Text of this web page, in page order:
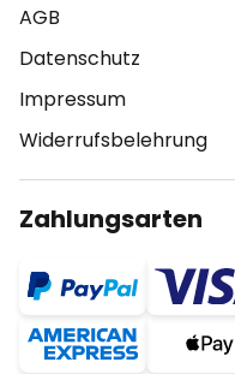
AGB
Datenschutz
Impressum
Widerrufsbelehrung
Zahlungsarten